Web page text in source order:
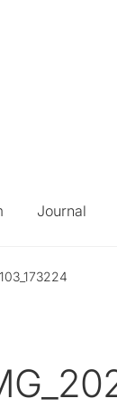
Journal